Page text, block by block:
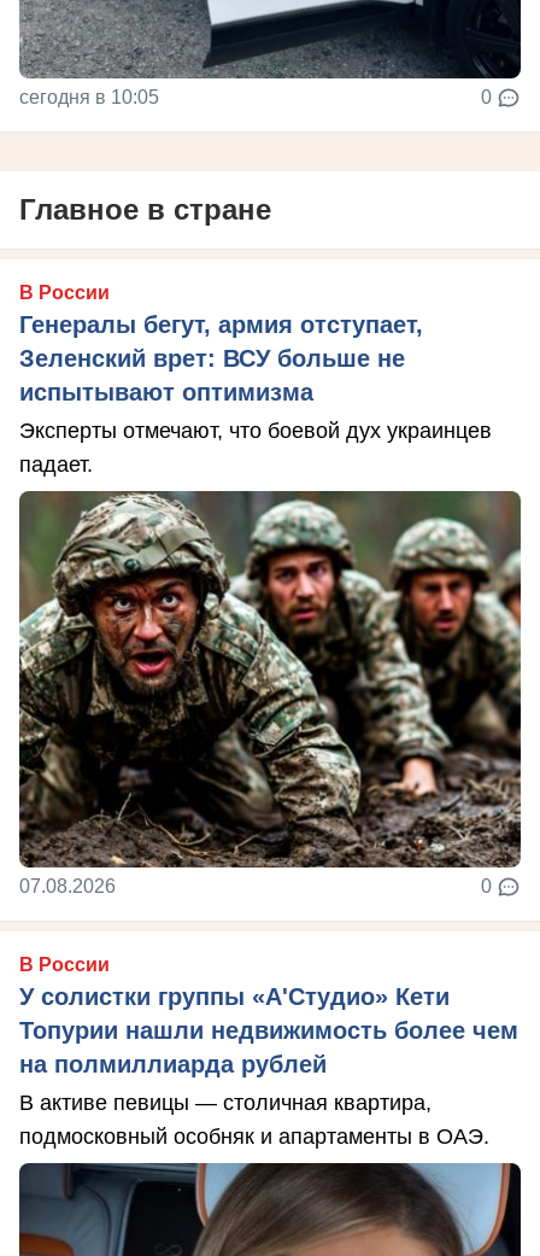
сегодня в 10:05 0
Главное в стране
В России
Генералы бегут, армия отступает,
Зеленский врет: ВСУ больше не
испытывают оптимизма
Эксперты отмечают, что боевой дух украинцев
падает.
07.08.2026 0
В России
У солистки группы «А'Студио» Кети
Топурии нашли недвижимость более чем
на полмиллиарда рублей
В активе певицы — столичная квартира,
подмосковный особняк и апартаменты в ОАЭ.